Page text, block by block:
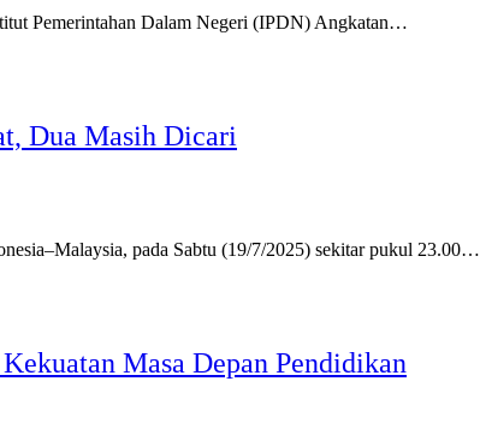
Pemerintahan Dalam Negeri (IPDN) Angkatan…
Dua Masih Dicari‎
pada Sabtu (19/7/2025) sekitar pukul 23.00…
Masa Depan Pendidikan